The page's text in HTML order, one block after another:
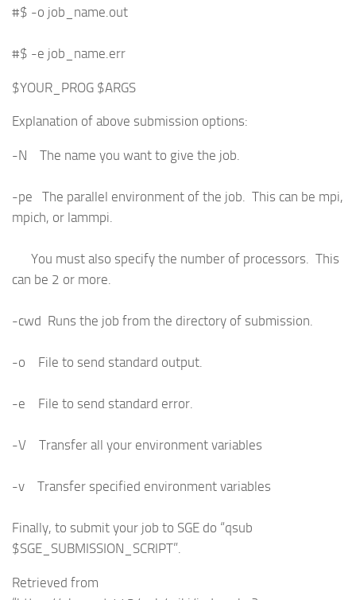
#$ -o job_name.out
#$ -e job_name.err
$YOUR_PROG $ARGS
Explanation of above submission options:
-N The name you want to give the job.
-pe The parallel environment of the job. This can be mpi,
mpich, or lammpi.
You must also specify the number of processors. This
can be 2 or more.
-cwd Runs the job from the directory of submission.
-o File to send standard output.
-e File to send standard error.
-V Transfer all your environment variables
-v Transfer specified environment variables
Finally, to submit your job to SGE do “qsub
$SGE_SUBMISSION_SCRIPT”.
Retrieved from